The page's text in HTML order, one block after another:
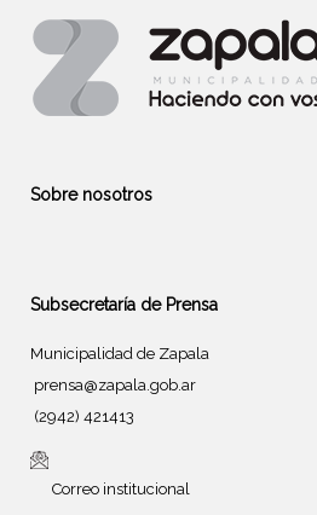
Sobre nosotros
Subsecretaría de Prensa
Municipalidad de Zapala
prensa@zapala.gob.ar
(2942) 421413
Correo institucional